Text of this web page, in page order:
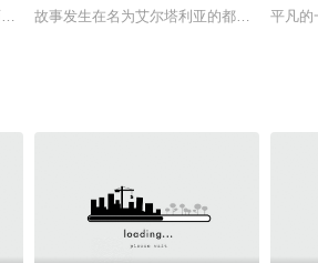
这是一个情报战的年代，全球各国都全力参与
故事发生在名为艾尔塔利亚的都市之中，在
平凡的